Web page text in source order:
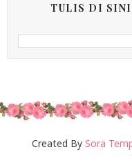
TULIS DI SINI
Created By Sora